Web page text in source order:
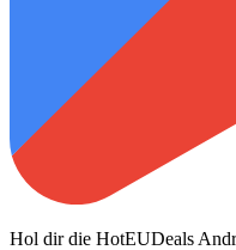
Hol dir die HotEUDeals